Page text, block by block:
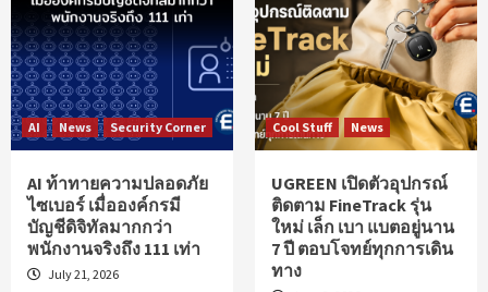
AI News Security Corner
AI ท้าทายความปลอดภัย
ไซเบอร์ เมื่อองค์กรมี
บัญชีดิจิทัลมากกว่า
พนักงานจริงถึง 111 เท่า
July 21, 2026
Cool Stuff News
UGREEN เปิดตัวอุปกรณ์
ติดตาม FineTrack รุ่น
ใหม่ เล็ก เบา แบตอยู่นาน
7 ปี ตอบโจทย์ทุกการเดิน
ทาง